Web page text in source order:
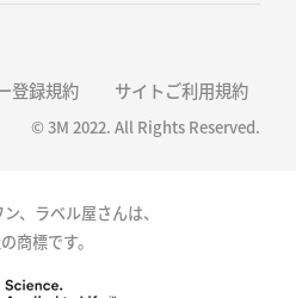
登録規約 サイトご利用規約
© 3M 2022. All Rights Reserved.
、ラベル屋さんは、
商標です。